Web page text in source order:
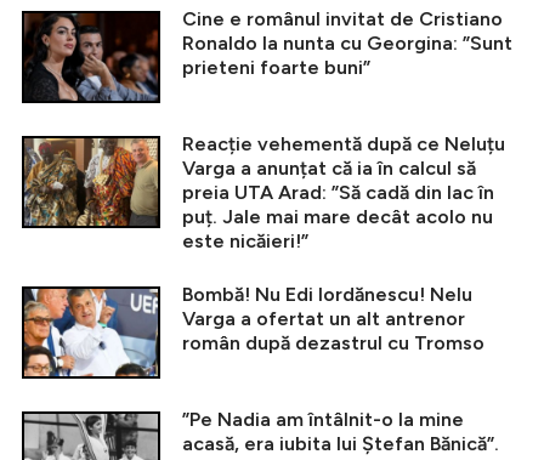
Cine e românul invitat de Cristiano
Ronaldo la nunta cu Georgina: ”Sunt
prieteni foarte buni”
Reacție vehementă după ce Neluțu
Varga a anunțat că ia în calcul să
preia UTA Arad: ”Să cadă din lac în
puț. Jale mai mare decât acolo nu
este nicăieri!”
Bombă! Nu Edi Iordănescu! Nelu
Varga a ofertat un alt antrenor
român după dezastrul cu Tromso
”Pe Nadia am întâlnit-o la mine
acasă, era iubita lui Ștefan Bănică”.